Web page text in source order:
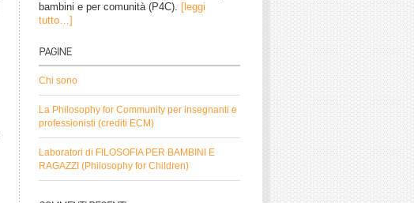
bambini e per comunità (P4C). [leggi
tutto…]
Chi sono
La Philosophy for Community per insegnanti e
professionisti (crediti ECM)
Laboratori di FILOSOFIA PER BAMBINI E
RAGAZZI (Philosophy for Children)